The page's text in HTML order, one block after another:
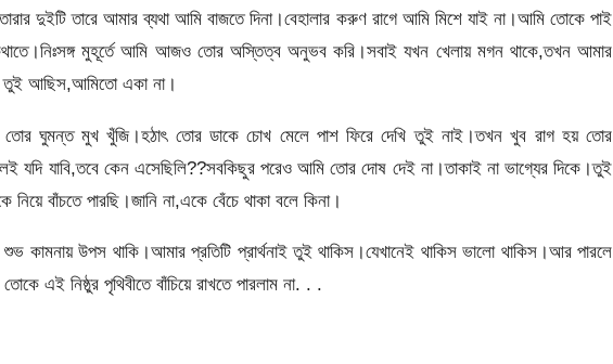
দুইটি তারে আমার ব্যথা আমি বাজতে দিনা।বেহালার করুণ রাগে আমি মিশে যাই না।আমি তোকে পাই
মুহূর্তে আমি আজও তোর অস্তিত্ব অনুভব করি।সবাই যখন খেলায় মগন থাকে,তখন আমার
তুই আছিস,আমিতো একা না।
ঘুমন্ত মুখ খুঁজি।হঠাৎ তোর ডাকে চোখ মেলে পাশ ফিরে দেখি তুই নাই।তখন খুব রাগ হয় তোর
যদি যাবি,তবে কেন এসেছিলি??সবকিছুর পরেও আমি তোর দোষ দেই না।তাকাই না ভাগ্যের দিকে।তুই
বাঁচতে পারছি।জানি না,একে বেঁচে থাকা বলে কিনা।
উপস থাকি।আমার প্রতিটি প্রার্থনাই তুই থাকিস।যেখানেই থাকিস ভালো থাকিস।আর পারলে
এই নিষ্ঠুর পৃথিবীতে বাঁচিয়ে রাখতে পারলাম না. . .